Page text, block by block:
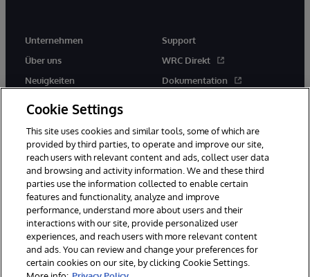
Unternehmen
Über uns
Neuigkeiten
Support
WRC Direkt
Dokumentation
© 1996-2026 InterSystems Corporation, Boston, MA. Alle Rechte
vorbehalten.
Mitteilungen/Geschäftsbedingungen
Geld-zurück-Garantie
Impressum Barrierefreiheit
Cookie Settings
This site uses cookies and similar tools, some of which are
provided by third parties, to operate and improve our site,
reach users with relevant content and ads, collect user data
and browsing and activity information. We and these third
parties use the information collected to enable certain
features and functionality, analyze and improve
performance, understand more about users and their
interactions with our site, provide personalized user
experiences, and reach users with more relevant content
and ads. You can review and change your preferences for
certain cookies on our site, by clicking Cookie Settings.